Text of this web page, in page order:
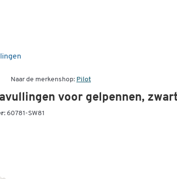
Naar de merkenshop: Pilot
voor gelpennen,
60781-SW81